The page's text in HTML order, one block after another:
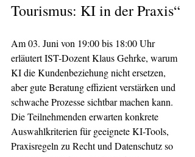
Tourismus: KI in der Praxis“
Am 03. Juni von 19:00 bis 18:00 Uhr
erläutert IST-Dozent Klaus Gehrke, warum
KI die Kundenbeziehung nicht ersetzen,
aber gute Beratung effizient verstärken und
schwache Prozesse sichtbar machen kann.
Die Teilnehmenden erwarten konkrete
Auswahlkriterien für geeignete KI-Tools,
Praxisregeln zu Recht und Datenschutz so